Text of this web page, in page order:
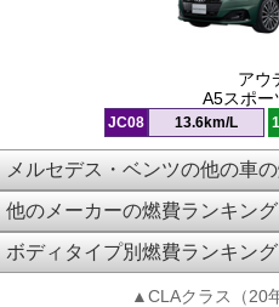
アウ
A5スポー
JC08 13.6km/L
メルセデス・ベンツの他の車
他のメーカーの燃費ランキング
ボディタイプ別燃費ランキング
▲CLAクラス（20